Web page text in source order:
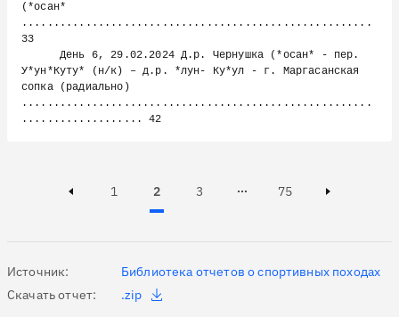
(*осан*
.......................................................
33
У*ун*Куту* (н/к) – д.р. *лун- Ку*ул - г. Маргасанская
сопка (радиально)
.......................................................
Page
1 Page
2 Active, Page
3 Page
75
Источник:
Библиотека отчетов о спортивных походах
Скачать отчет:
.zip